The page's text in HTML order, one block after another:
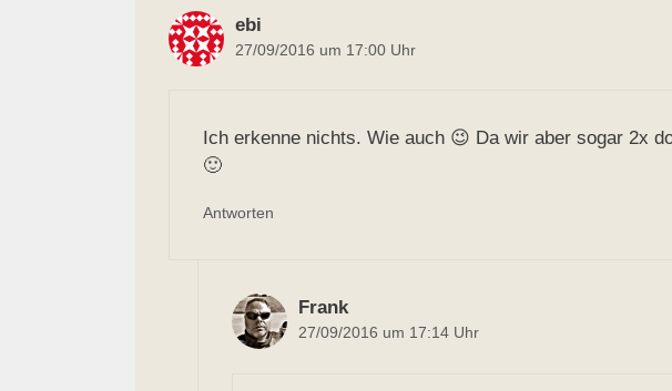
ebi
27/09/2016 um 17:00 Uhr
Ich erkenne nichts. Wie auch 😉 Da wir aber sogar 2x
🙂
Antworten
Frank
27/09/2016 um 17:14 Uhr